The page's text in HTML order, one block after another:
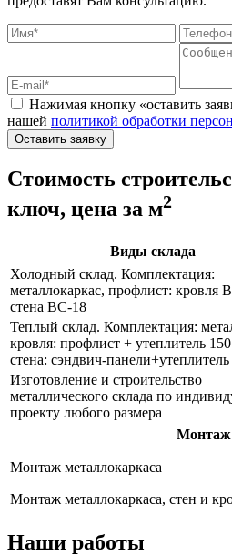
Нажимая кнопку «оставить
нашей политикой обработки
Оставить заявку
Стоимость
ключ, цена за м2
Виды склада
Холодный склад. Комплектация:
металлокаркас, профлист: кровля
стена ВС-18
Теплый склад. Комплектация:
кровля: профлист + утеплитель
стена: сэндвич-
Изготовление и строительство
металлического склада по
проекту любого размера
Монтаж
Монтаж металлокаркаса
Монтаж металлокаркаса, стен и
Наши работы